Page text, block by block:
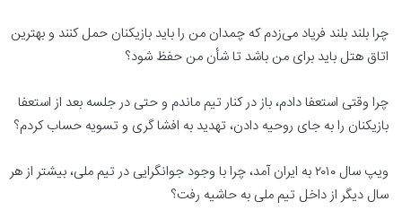
چرا بلند بلند فریاد می‌زدم که چمدان من را باید بازیکنان حمل کنند و بهترین
اتاق هتل باید برای من باشد تا شأن من حفظ شود؟
چرا وقتی استعفا دادم، باز در کنار تیم ماندم و حتی در جلسه بعد از استعفا
بازیکنان را به جای روحیه دادن، تهدید به افشا گری و تسویه حساب کردم؟
ویپ سال ۲۰۱۰ به ایران آمد، چرا با وجود جوانگرایی در تیم ملی، بیشتر از هر
سال دیگر از داخل تیم ملی به حاشیه رفت؟